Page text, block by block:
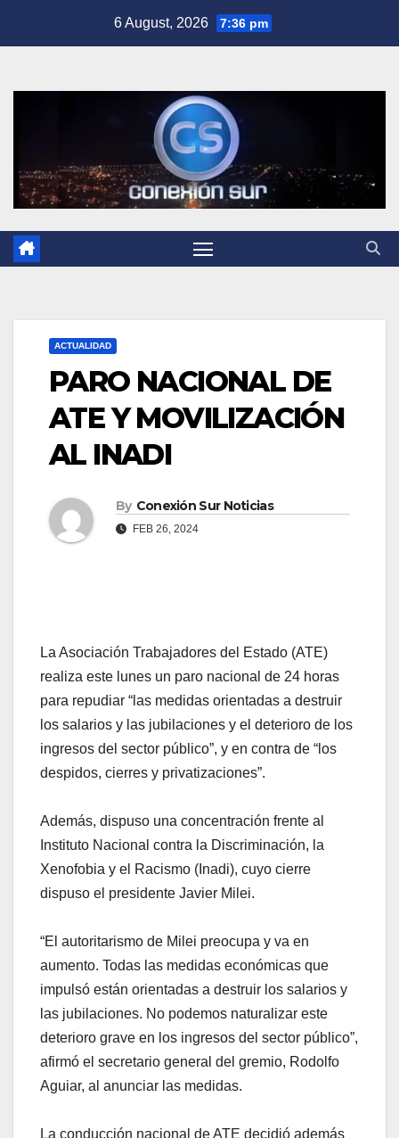
6 August, 2026 7:36 pm
ACTUALIDAD
PARO NACIONAL DE
ATE Y MOVILIZACIÓN
AL INADI
By Conexión Sur Noticias
FEB 26, 2024
La Asociación Trabajadores del Estado (ATE)
realiza este lunes un paro nacional de 24 horas
para repudiar “las medidas orientadas a destruir
los salarios y las jubilaciones y el deterioro de los
ingresos del sector público”, y en contra de “los
despidos, cierres y privatizaciones”.
Además, dispuso una concentración frente al
Instituto Nacional contra la Discriminación, la
Xenofobia y el Racismo (Inadi), cuyo cierre
dispuso el presidente Javier Milei.
“El autoritarismo de Milei preocupa y va en
aumento. Todas las medidas económicas que
impulsó están orientadas a destruir los salarios y
las jubilaciones. No podemos naturalizar este
deterioro grave en los ingresos del sector público”,
afirmó el secretario general del gremio, Rodolfo
Aguiar, al anunciar las medidas.
La conducción nacional de ATE decidió además